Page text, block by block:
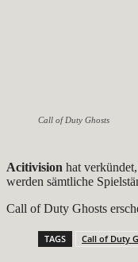
Call of Duty Ghosts
Acitivision hat
werden sämtliche
Call of Duty Ghosts
TAGS Call of Duty